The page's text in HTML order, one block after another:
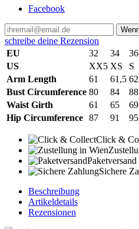
Facebook
schreibe deine Rezension
EU
32 34 36
US
XX5 XS S
Arm Length
61 61,5 62
Bust Circumference 80 84 88
Waist Girth
61 65 69
Hip Circumference 87 91 95
Click &
Paketversand
Sichere
Beschreibung
Artikeldetails
Rezensionen